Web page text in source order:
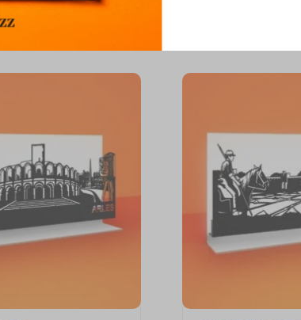
Vous aimerez aussi